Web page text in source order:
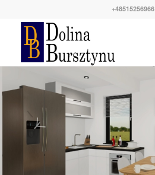
+48515256966